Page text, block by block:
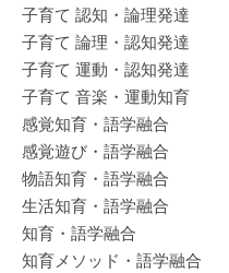
子育て 認知・論理発達
子育て 論理・認知発達
子育て 運動・認知発達
子育て 音楽・運動知育
感覚知育・語学融合
感覚遊び・語学融合
物語知育・語学融合
生活知育・語学融合
知育・語学融合
知育メソッド・語学融合